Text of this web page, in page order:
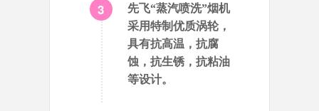
3
先飞“蒸汽喷洗”烟机
采用特制优质涡轮，
具有抗高温，抗腐
蚀，抗生锈，抗粘油
等设计。